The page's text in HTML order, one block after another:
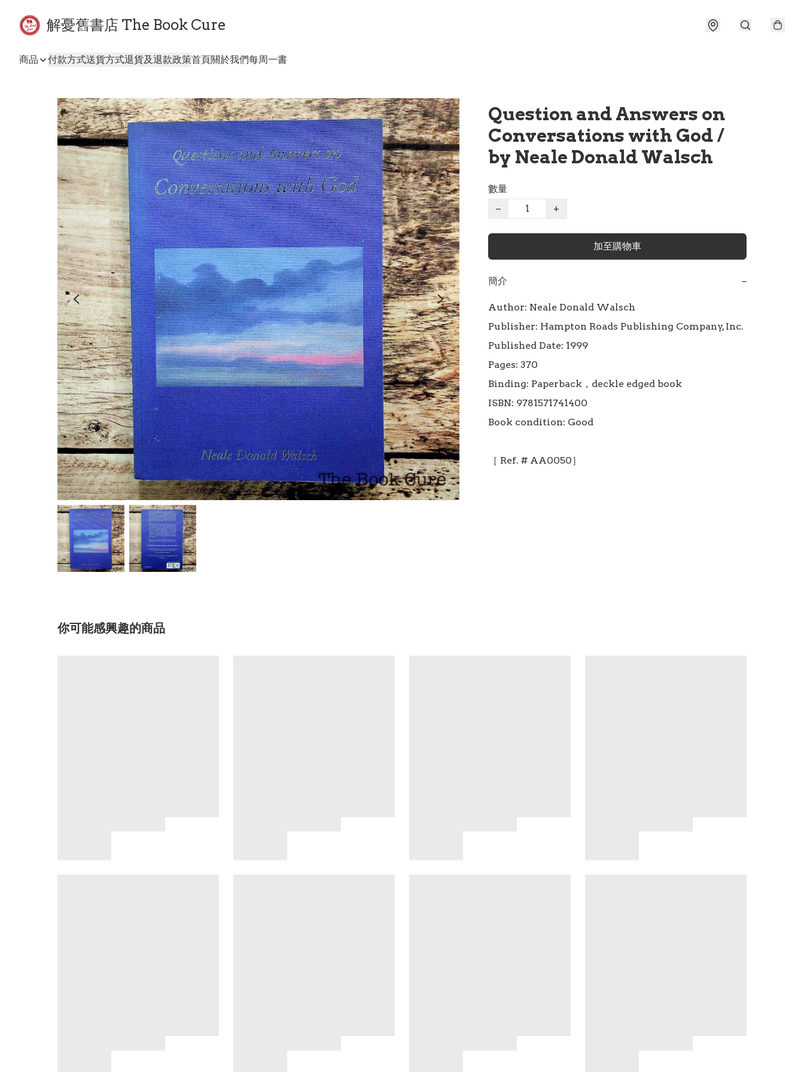
解憂舊書店 The Book Cure
商品 付款方式送貨方式退貨及退款政策首頁關於我們每周一書
Question and Answers on
Conversations with God /
by Neale Donald Walsch
數量
−
+
加至購物車
簡介 −
Author: Neale Donald Walsch
Publisher: Hampton Roads Publishing Company, Inc.
Published Date: 1999
Pages: 370
Binding: Paperback，deckle edged book
ISBN: 9781571741400
Book condition: Good
［ Ref. # AA0050］
你可能感興趣的商品